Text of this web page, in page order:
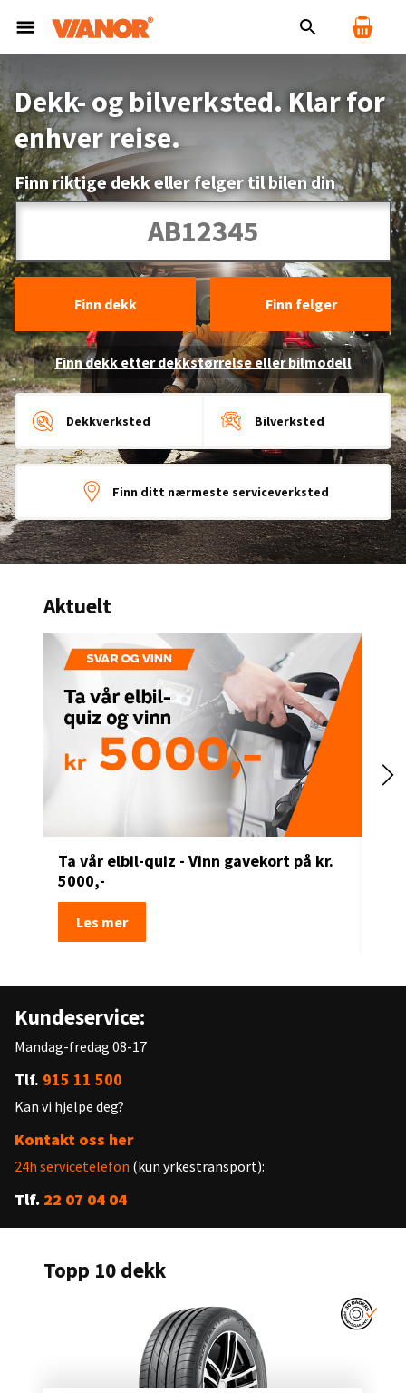
Dekk- og bilverksted. Klar for
enhver reise.
Finn riktige dekk eller felger til bilen din
Finn dekk Finn felger
Finn dekk etter dekkstørrelse eller bilmodell
Dekkverksted Bilverksted
Finn ditt nærmeste serviceverksted
Aktuelt
Ta vår elbil-quiz - Vinn gavekort på kr.
5000,-
Les mer
Kundeservice:
Mandag-fredag 08-17
Tlf. 915 11 500
Kan vi hjelpe deg?
Kontakt oss her
24h servicetelefon (kun yrkestransport):
Tlf. 22 07 04 04
Topp 10 dekk